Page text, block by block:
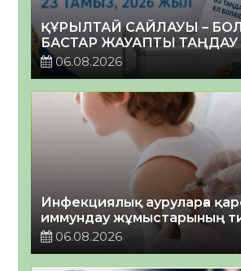
ҚҰРЫЛТАЙ САЙЛАУЫ –
БАСТАР ЖАУАПТЫ ТАҢДАУ
06.08.2026
Инфекциялық ауруларға
иммундау жұмыстарының
06.08.2026